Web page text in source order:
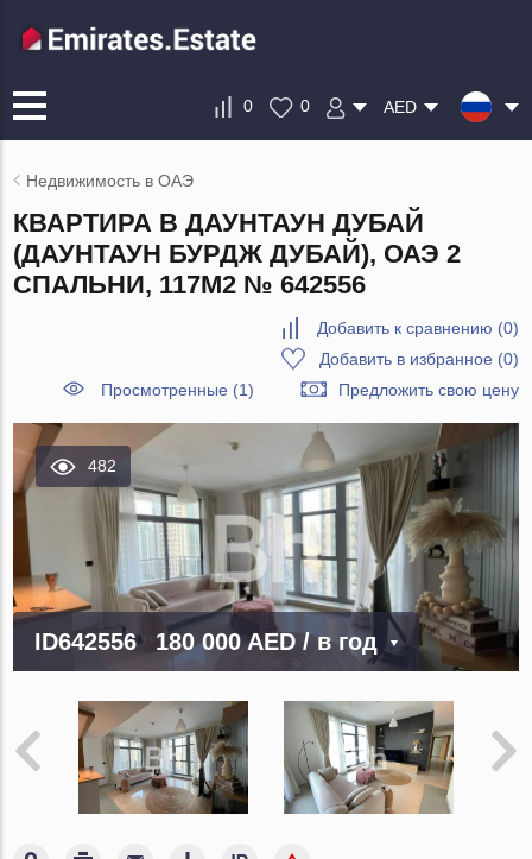
0 0 AED
Недвижимость в ОАЭ
КВАРТИРА В ДАУНТАУН ДУБАЙ
(ДАУНТАУН БУРДЖ ДУБАЙ), ОАЭ 2
СПАЛЬНИ, 117М2 № 642556
Добавить к сравнению (0)
Добавить в избранное (0)
Просмотренные (1)
Предложить свою цену
482
ID642556 180 000 AED/ в год